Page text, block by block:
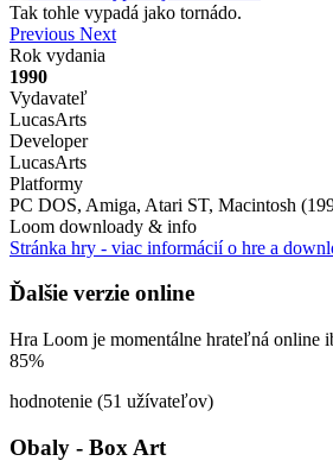
Tak tohle vypadá jako tornádo.
Previous Next
Rok vydania
1990
Vydavateľ
LucasArts
Developer
LucasArts
Platformy
PC DOS, Amiga, Atari ST, Macintosh
Loom downloady & info
Stránka hry - viac informácií o hre a
Ďalšie verzie online
Hra Loom je momentálne hrateľná online
85%
hodnotenie (51 užívateľov)
Obaly - Box Art